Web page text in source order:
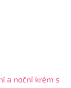
a noční krém s